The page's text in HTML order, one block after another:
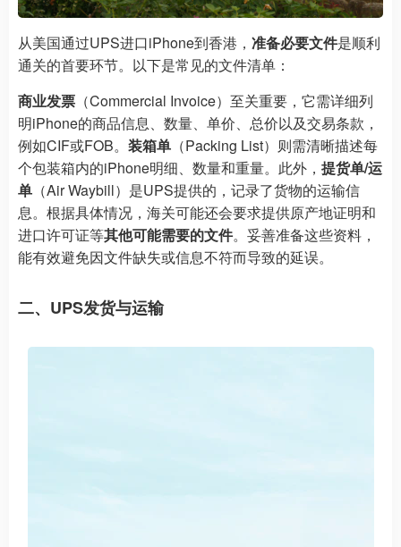
从美国通过UPS进口iPhone到香港， 准备必要文件是顺利
通关的首要环节。以下是常见的文件清单：
商业发票 （Commercial Invoice）至关重要，它需详细列
明iPhone的商品信息、数量、单价、总价以及交易条款，
例如CIF或FOB。 装箱单 （Packing List）则需清晰描述每
个包装箱内的iPhone明细、数量和重量。此外， 提货单/运
单 （Air Waybill）是UPS提供的，记录了货物的运输信
息。根据具体情况，海关可能还会要求提供原产地证明和
进口许可证等其他可能需要的文件。妥善准备这些资料，
能有效避免因文件缺失或信息不符而导致的延误。
二、UPS发货与运输